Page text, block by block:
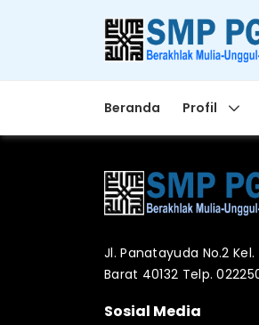
Beranda Profil
Jl. Panatayuda No.2
Barat 40132 Telp.
Sosial Media